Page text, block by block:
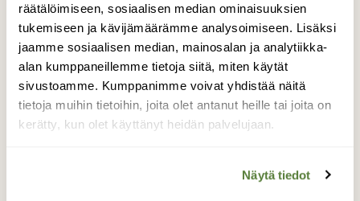
räätälöimiseen, sosiaalisen median ominaisuuksien
tukemiseen ja kävijämäärämme analysoimiseen. Lisäksi
jaamme sosiaalisen median, mainosalan ja analytiikka-
alan kumppaneillemme tietoja siitä, miten käytät
sivustoamme. Kumppanimme voivat yhdistää näitä
tietoja muihin tietoihin, joita olet antanut heille tai joita on
kerätty, kun olet käyttänyt heidän palvelujaan.
Näytä tiedot
Kesäpäivä-
ja sinisiipi kaunokainen.
Valokuvaaja: Arja Valtonen, Holma Lahti 19.5.2025